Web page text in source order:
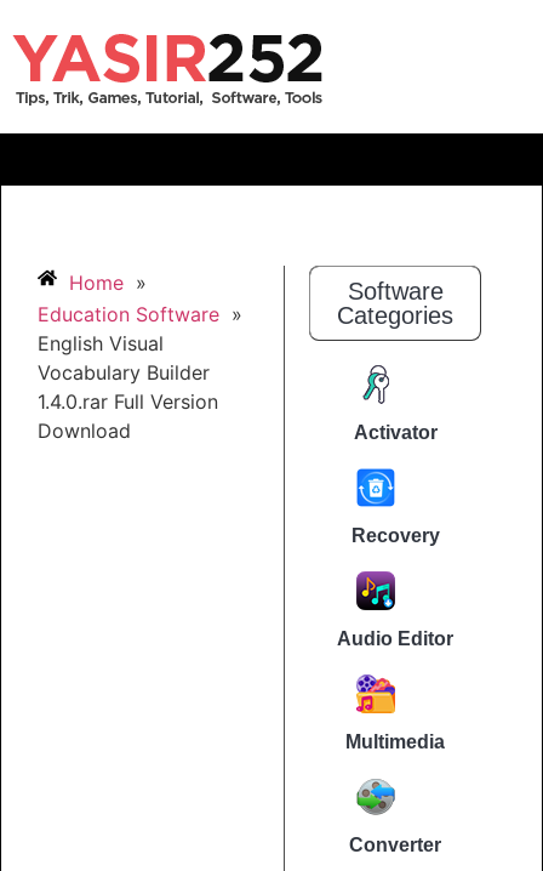
Home »
Education Software »
English Visual
Vocabulary Builder
1.4.0.rar Full Version
Download
Software
Categories
Activator
Recovery
Audio Editor
Multimedia
Converter